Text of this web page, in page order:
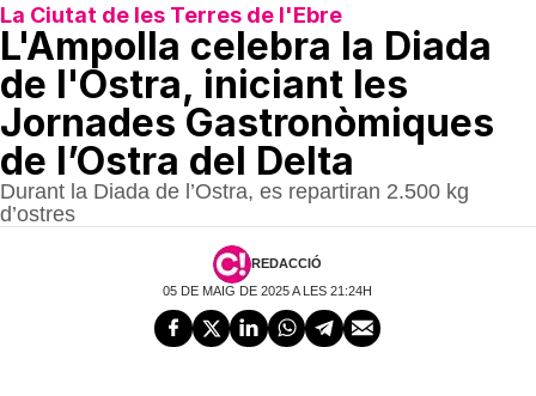
La Ciutat de les Terres de l'Ebre
L'Ampolla celebra la Diada
de l'Ostra, iniciant les
Jornades Gastronòmiques
de l’Ostra del Delta
Durant la Diada de l’Ostra, es repartiran 2.500 kg
d’ostres
REDACCIÓ
05 DE MAIG DE 2025 A LES 21:24H